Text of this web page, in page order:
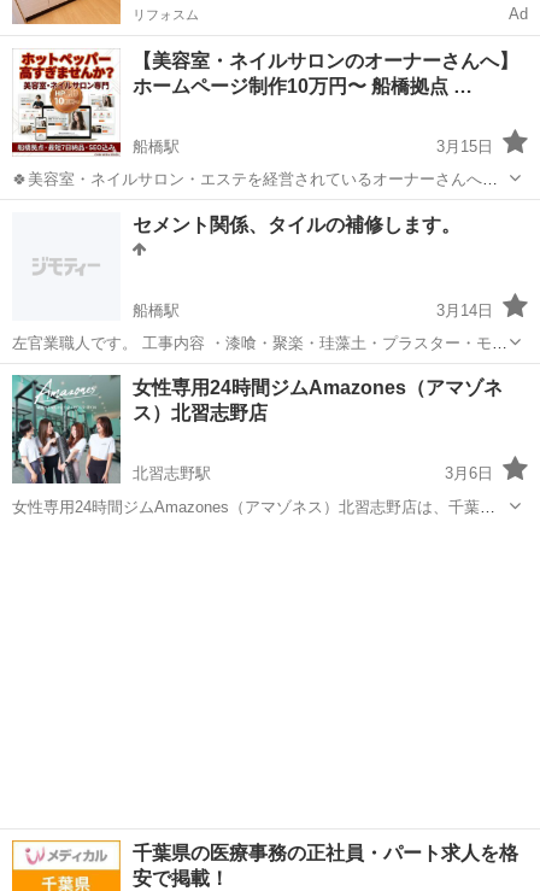
リフォスム Ad
【美容室・ネイルサロンのオーナーさんへ】
ホームページ制作10万円〜 船橋拠点 …
船橋駅
3月15日
🍀美容室・ネイルサロン・エステを経営されているオーナーさんへ。
こんな悩みはありませんか？ ・ホットペッパービューティーの月額が
重くなってきた ・自分のHPがない、または古くて恥ずかしい ・制作
会社に見積もったら高すぎた...
船橋駅 その他
セメント関係、タイルの補修します。
船橋駅
3月14日
左官業職人です。 工事内容 ・漆喰・聚楽・珪藻土・プラスター・モル
タル ・タイル・レンガ・ブロック・インターロッキング ・フェンス・
アルミ門扉・カーポート等々エクステリア一式 ・PCフェンス・コア抜
き・排水...
千葉 船橋市 船橋駅 その他
女性専用24時間ジムAmazones（アマゾネ
ス）北習志野店
北習志野駅
3月6日
女性専用24時間ジムAmazones（アマゾネス）北習志野店は、千葉県
千葉県の医療事務の正社員・パート求人を格
安で掲載！